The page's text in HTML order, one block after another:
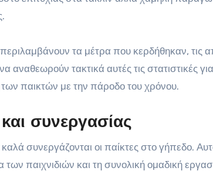
τα μέτρα που κερδήθηκαν, τις
τακτικά αυτές τις στατιστικές
παικτών με την πάροδο του χρόνου.
συνεργασίας
συνεργάζονται οι παίκτες στο γήπεδο.
των παιχνιδιών και τη συνολική ομαδική